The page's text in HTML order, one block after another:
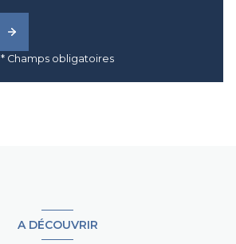
* Champs obligatoires
A DÉCOUVRIR